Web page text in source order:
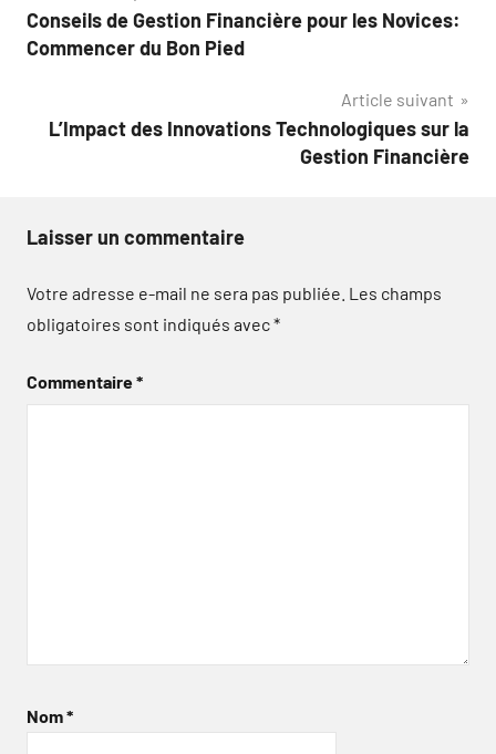
de
Conseils de Gestion Financière pour les Novices:
Commencer du Bon Pied
Article suivant
L’Impact des Innovations Technologiques sur la
Gestion Financière
Laisser un commentaire
Votre adresse e-mail ne sera pas publiée. Les champs
obligatoires sont indiqués avec*
Commentaire*
Nom*